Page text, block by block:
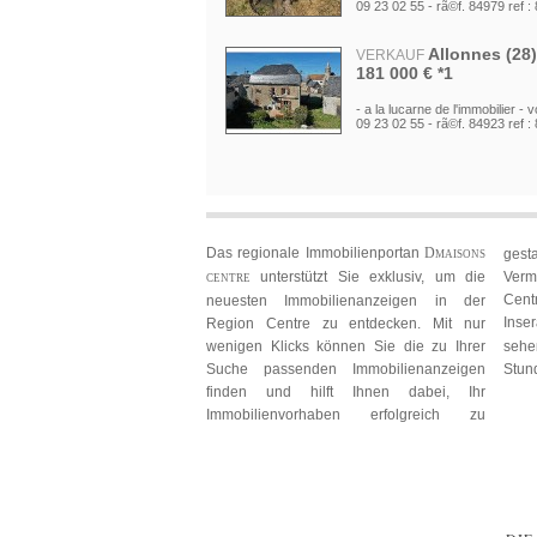
09 23 02 55 - rã©f. 84979 ref :
VERKAUF Allonnes
181 000 € *1
- a la lucarne de l'immobilier -
09 23 02 55 - rã©f. 84923 ref :
Cherisy
86 800 € *1
- a la lucarne de l'immobilier -
VERKAUF Cherisy (28),
81 800 € *1
Das regionale Immobilienportan DMAISONS
CENTRE
unterstützt Sie exklusiv, um die
neuesten Immobilienanzeigen in der
Region Centre zu entdecken. Mit nur
wenigen Klicks können Sie die zu Ihrer
Suche passenden Immobilienanzeigen
finden und hilft Ihnen dabei, Ihr
Immobilienvorhaben erfolgreich zu